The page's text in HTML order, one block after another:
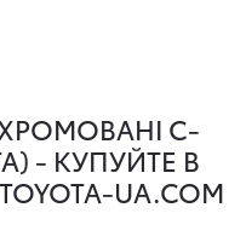
C-
- КУПУЙТЕ В
UA.COM